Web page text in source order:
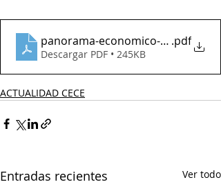
panorama-economico-dic21-def
.pdf
Descargar PDF • 245KB
ACTUALIDAD CECE
Entradas recientes Ver todo